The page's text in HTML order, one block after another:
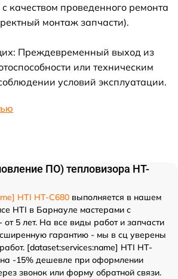
качеством проведенного ремонта
монтаж запчасти).
Преждевременный выход из
или техническим
условий эксплуатации.
ПО) тепловизора HT-
HTI HT-C680 выполняется в нашем
HTI в Барнауле мастерами с
5 лет. На все виды работ и запчасти
гарантию - мы в сц уверены
[dataset:services:name] HTI HT-
на -15% дешевле при оформлении
звонок или форму обратной связи.